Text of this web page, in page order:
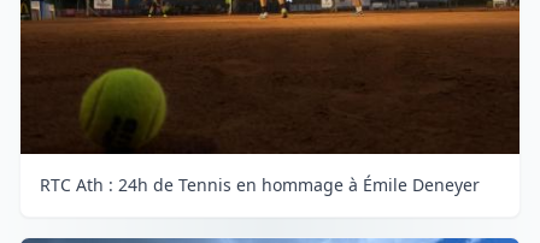
RTC Ath : 24h de Tennis en hommage à Émile Deneyer